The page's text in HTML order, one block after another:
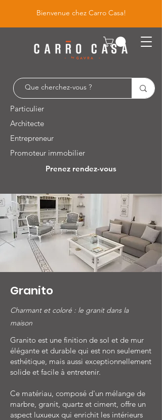
Bienvenue chez Carro Casa!
Particulier
Architecte
Entrepreneur
Promoteur immobilier
Prenez rendez-vous
Leuvensesteenweg 526 / 1930 Zaventem
Granito
Charmant et coloré : le granit dans la
maison
Granito est une finition de sol et de mur
élégante et durable qui est non seulement
esthétique, mais aussi exceptionnellement
solide et facile à entretenir.
Ce matériau, composé d'un mélange de
marbre, granit, quartz et ciment, offre un
aspect luxueux qui enrichit les intérieurs